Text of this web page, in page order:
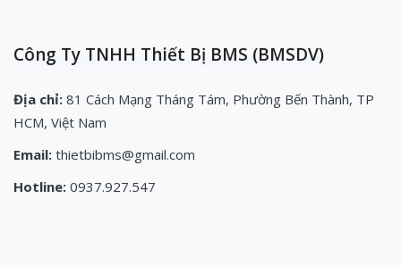
Công Ty TNHH Thiết Bị BMS (BMSDV)
Địa chỉ: 81 Cách Mạng Tháng Tám, Phường Bến Thành, TP
HCM, Việt Nam
Email: thietbibms@gmail.com
Hotline: 0937.927.547